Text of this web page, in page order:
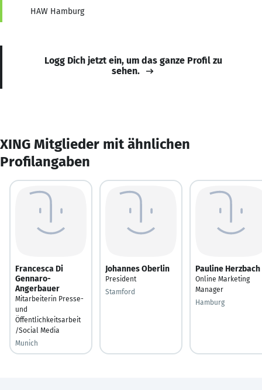
HAW Hamburg
Logg Dich jetzt ein, um das ganze Profil zu
sehen.
XING Mitglieder mit ähnlichen
Profilangaben
Francesca Di
Gennaro-
Angerbauer
Mitarbeiterin Presse-
und
Öffentlichkeitsarbeit
/Social Media
Munich
Johannes Oberlin
President
Stamford
Pauline Herzbach
Online Marketing
Manager
Hamburg